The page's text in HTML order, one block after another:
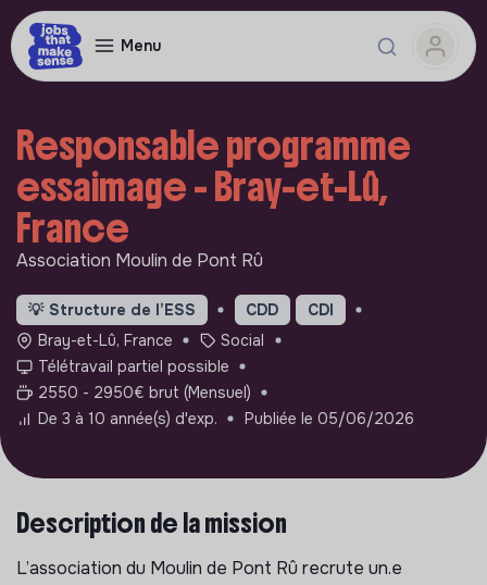
Menu
Responsable programme
essaimage - Bray-et-Lû,
France
Association Moulin de Pont Rû
💡 Structure de l’ESS CDD
CDI
Bray-et-Lû, France
Social
Télétravail partiel possible
2550 - 2950€ brut (Mensuel)
De 3 à 10 année(s) d'exp.
Publiée le 05/06/2026
Description de la mission
L’association du Moulin de Pont Rû recrute un.e